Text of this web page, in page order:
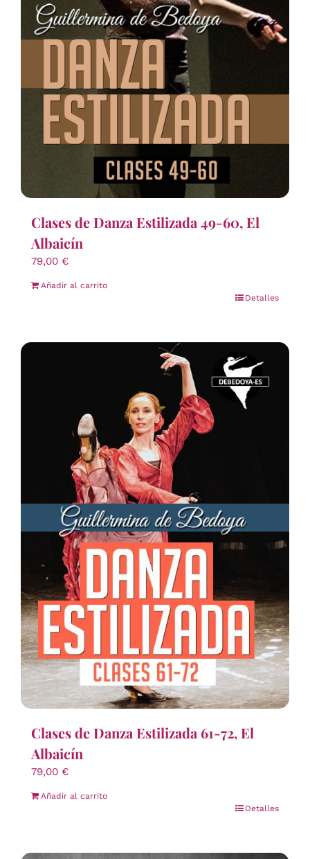
Clases de Danza Estilizada 49-60, El
Albaicín
79,00 €
Añadir al carrito
Detalles
Clases de Danza Estilizada 61-72, El
Albaicín
79,00 €
Añadir al carrito
Detalles